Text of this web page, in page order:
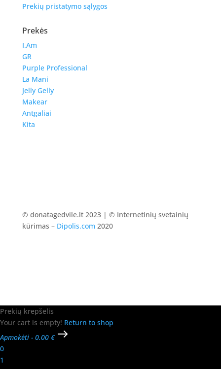
Prekių pristatymo sąlygos
Prekės
I.Am
GR
Purple Professional
La Mani
Jelly Gelly
Makear
Antgaliai
Kita
© donatagedvile.lt 2023 | © Internetinių svetainių
kūrimas – Dipolis.com 2020
Prekių krepšelis
Your cart is empty! Return to shop
Apmokėti - 0.00 €
0
1